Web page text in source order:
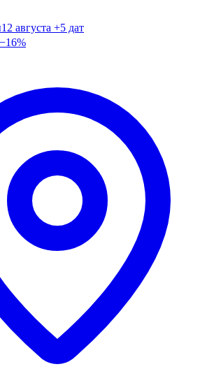
12 августа +5 дат
−16%